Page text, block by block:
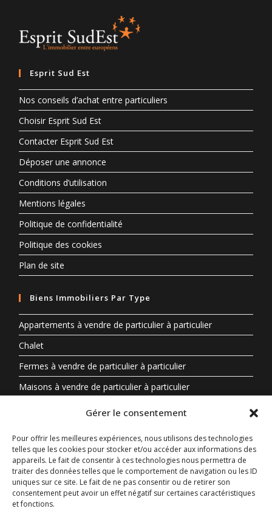
Gérer le consentement
Pour offrir les meilleures expériences, nous utilisons des technologies
telles que les cookies pour stocker et/ou accéder aux informations des
appareils. Le fait de consentir à ces technologies nous permettra de
traiter des données telles que le comportement de navigation ou les ID
uniques sur ce site. Le fait de ne pas consentir ou de retirer son
consentement peut avoir un effet négatif sur certaines caractéristiques
et fonctions.
Esprit Sud Est
Nos conseils d’achat entre particuliers
Choisir Esprit Sud Est
Contacter Esprit Sud Est
Déposer une annonce
Conditions d’utilisation
Mentions légales
Politique de confidentialité
Politique des cookies
Plan de site
Biens Immobiliers Par Type
Appartements à vendre de particulier à particulier
Chalet
Fermes à vendre de particulier à particulier
Maisons à vendre de particulier à particulier
Propriété à vendre en Auvergne-Rhône-Alpes entre
Biens Immobiliers Par Région
Auvergne-Rhône-Alpes
Centre-Val de Loire